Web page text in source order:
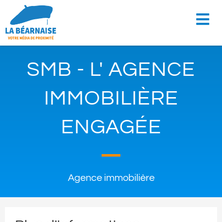
SMB - L' AGENCE
IMMOBILIÈRE
ENGAGÉE
Agence immobilière